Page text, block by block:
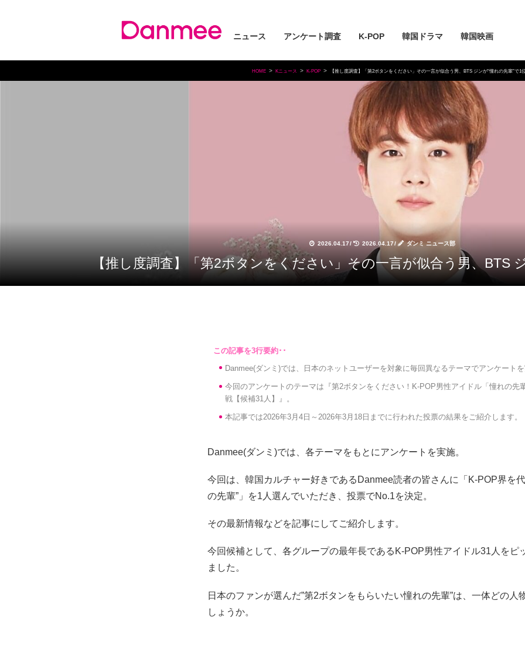
ニュース アンケート調査 K-POP 韓国ドラマ 韓国映画
HOME Kニュース K-POP 【推し度調査】「第2ボタンをください」その一言が似合う男、BTS ジンが“憧れの先輩”で1
2026.04.17/ 2026.04.17/ ダンミ ニュース部
【推し度調査】「第2ボタンをください」その一言が似合う男、BTS
Danmee(ダンミ)では、日本のネットユーザーを対象に毎回異なるテーマでアンケートを
今回のアンケートのテーマは『第2ボタンをください！K-POP男性アイドル「憧れの先
戦【候補31人】』。
本記事では2026年3月4日～2026年3月18日までに行われた投票の結果をご紹介します。
Danmee(ダンミ)では、各テーマをもとにアンケートを実施。
今回は、韓国カルチャー好きであるDanmee読者の皆さんに「K-POP界を
の先輩”」を1人選んでいただき、投票でNo.1を決定。
その最新情報などを記事にしてご紹介します。
今回候補として、各グループの最年長であるK-POP男性アイドル31人をピ
ました。
日本のファンが選んだ”第2ボタンをもらいたい憧れの先輩”は、一体どの人
しょうか。